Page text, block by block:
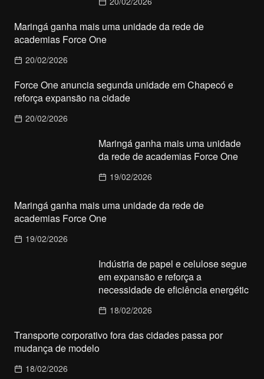
Maringá ganha mais uma unidade da rede de
academias Force One
20/02/2026
Force One anuncia segunda unidade em Chapecó e
reforça expansão na cidade
20/02/2026
Maringá ganha mais uma unidade
da rede de academias Force One
19/02/2026
Maringá ganha mais uma unidade da rede de
academias Force One
19/02/2026
Indústria de papel e celulose segue
em expansão e reforça a
necessidade de eficiência energétic
18/02/2026
Transporte corporativo fora das cidades passa por
mudança de modelo
18/02/2026